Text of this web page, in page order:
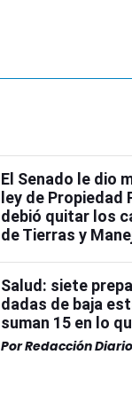
El Senado le dio
ley de Propiedad
debió quitar los
de Tierras y
Salud: siete
dadas de baja
suman 15 en lo
PorRedacción